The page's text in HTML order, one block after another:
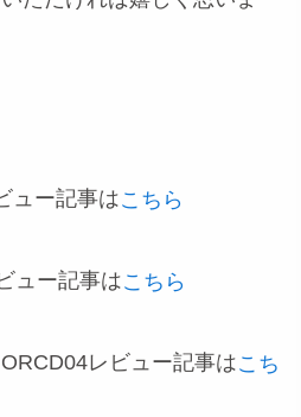
ュー記事はこちら
ュー記事はこちら
レビュー記事はこち